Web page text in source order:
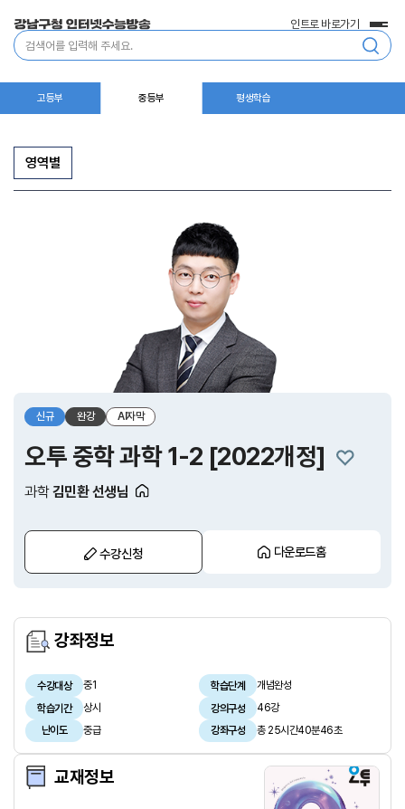
통
합
색
인트로 바로가기
전
체
메
고등부 중등부 평생학습
영역별
신규 완강 AI자막
오투 중학 과학 1-2 [2022개정]
과학김민환 선생님
수강신청 다운로드홈
강좌정보
수강대상 중1 학습단계
개념완성
학습기간
상시 강의구성
46강
난이도
중급 강좌구성 총 25시간40분46초
교재정보